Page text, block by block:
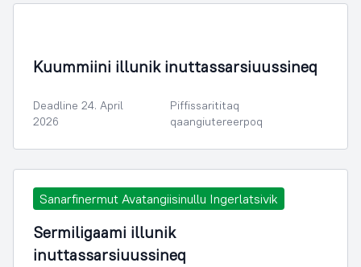
Kuummiini illunik inuttassarsiuussineq
Deadline 24. April
2026
Piffissarititaq
qaangiutereerpoq
Sanarfinermut Avatangiisinullu Ingerlatsivik
Sermiligaami illunik
inuttassarsiuussineq